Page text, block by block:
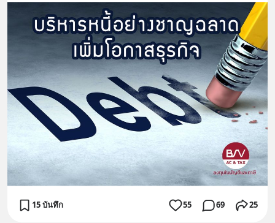
15 บันทึก 55 69 25